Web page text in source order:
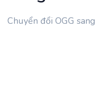
Chuyển đổi OGG